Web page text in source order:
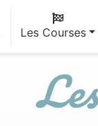
Les Courses